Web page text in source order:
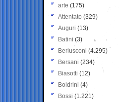
arte (175)
Attentato (329)
Auguri (13)
Batini (3)
Berlusconi (4.295)
Bersani (234)
Biasotti (12)
Boldrini (4)
Bossi (1.221)